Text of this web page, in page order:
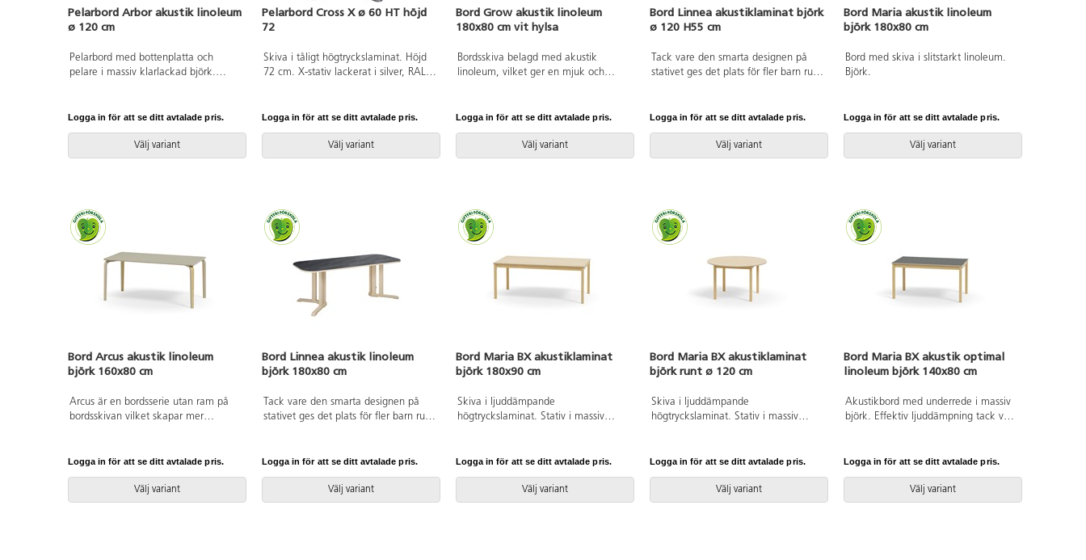
Pelarbord Arbor akustik linoleum
ø 120 cm
Pelarbord med bottenplatta och
pelare i massiv klarlackad björk.
mot golv.
Logga in för att se ditt avtalade pris.
Välj variant
Pelarbord Cross X ø 60 HT höjd
72
Skiva i tåligt högtryckslaminat. Höjd
72 cm. X-stativ lackerat i silver, RAL
Logga in för att se ditt avtalade pris.
Välj variant
Bord Grow akustik linoleum
180x80 cm vit hylsa
Bordsskiva belagd med akustik
linoleum, vilket ger en mjuk och
hörnradie på 40 mm får bordet en
modern och stilren design. Benen har
en rektangulär form och är tillverkade
av klarlackad björkplywood som är
något snett vinklade ut mot
bordsskivans hörn. Monteringen är
enkel och smidig – du behöver bara
fästa metallhylsorna i de förberedda
Logga in för att se ditt avtalade pris.
Välj variant
Bord Linnea akustiklaminat björk
ø 120 H55 cm
Tack vare den smarta designen på
stativet ges det plats för fler barn runt
i klarlackerad, massiv björk.
Logga in för att se ditt avtalade pris.
Välj variant
Bord Maria akustik linoleum
björk 180x80 cm
Bord med skiva i slitstarkt linoleum.
Björk.
Logga in för att se ditt avtalade pris.
Välj variant
Bord Arcus akustik linoleum
björk 160x80 cm
Arcus är en bordsserie utan ram på
bordsskivan vilket skapar mer
Bordsben i björkplywood med en
vinkel utåt och en avsmalande form
neråt längs benet.
Logga in för att se ditt avtalade pris.
Välj variant
Bord Linnea akustik linoleum
björk 180x80 cm
Tack vare den smarta designen på
stativet ges det plats för fler barn runt
tåligt och ljuddämpande
naturmaterial helt fritt från PVC och
ftalater. Stativ i klarlackerad, massiv
björk. Avrundade hörn.
Logga in för att se ditt avtalade pris.
Välj variant
Bord Maria BX akustiklaminat
björk 180x90 cm
Skiva i ljuddämpande
högtryckslaminat. Stativ i massiv
Logga in för att se ditt avtalade pris.
Välj variant
Bord Maria BX akustiklaminat
björk runt ø 120 cm
Skiva i ljuddämpande
högtryckslaminat. Stativ i massiv
Logga in för att se ditt avtalade pris.
Välj variant
Bord Maria BX akustik optimal
linoleum björk 140x80 cm
Akustikbord med underrede i massiv
björk. Effektiv ljuddämpning tack vare
som är ett Svanenmärkt naturmaterial
helt fritt från PVC och ftalater.
Logga in för att se ditt avtalade pris.
Välj variant